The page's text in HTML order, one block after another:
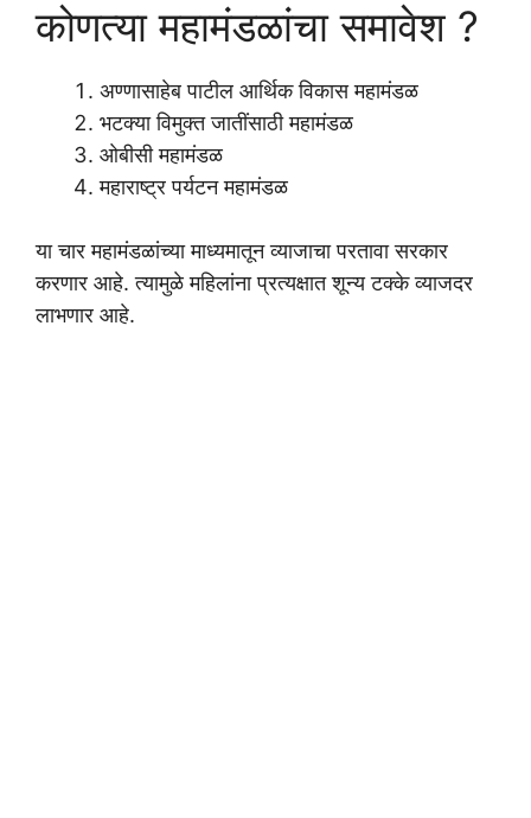
कोणत्या महामंडळांचा समावेश ?
अण्णासाहेब पाटील आर्थिक विकास महामंडळ
भटक्या विमुक्त जातींसाठी महामंडळ
ओबीसी महामंडळ
महाराष्ट्र पर्यटन महामंडळ
या चार महामंडळांच्या माध्यमातून व्याजाचा परतावा सरकार
करणार आहे. त्यामुळे महिलांना प्रत्यक्षात शून्य टक्के व्याजदर
लाभणार आहे.